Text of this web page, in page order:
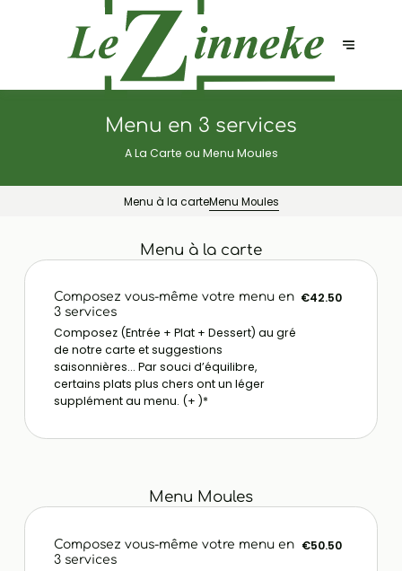
Menu en 3 services
A La Carte ou Menu Moules
Menu à la carteMenu Moules
Menu à la carte
Composez vous-même votre menu en
3 services
Composez (Entrée + Plat + Dessert) au gré
de notre carte et suggestions
saisonnières... Par souci d’équilibre,
certains plats plus chers ont un léger
supplément au menu. (+ )*
€42.50
Menu Moules
Composez vous-même votre menu en
3 services
€50.50